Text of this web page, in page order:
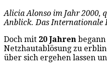
Alicia Alonso im Jahr 2000,
Anblick. Das Internationale
Doch mit 20 Jahren begann
Netzhautablösung zu
über sich ergehen lassen